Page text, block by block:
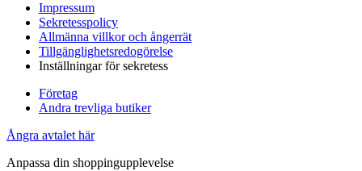
Impressum
Sekretesspolicy
Allmänna villkor och ångerrät
Tillgänglighetsredogörelse
Inställningar för sekretess
Företag
Andra trevliga butiker
Ångra avtalet här
Anpassa din shoppingupplevelse